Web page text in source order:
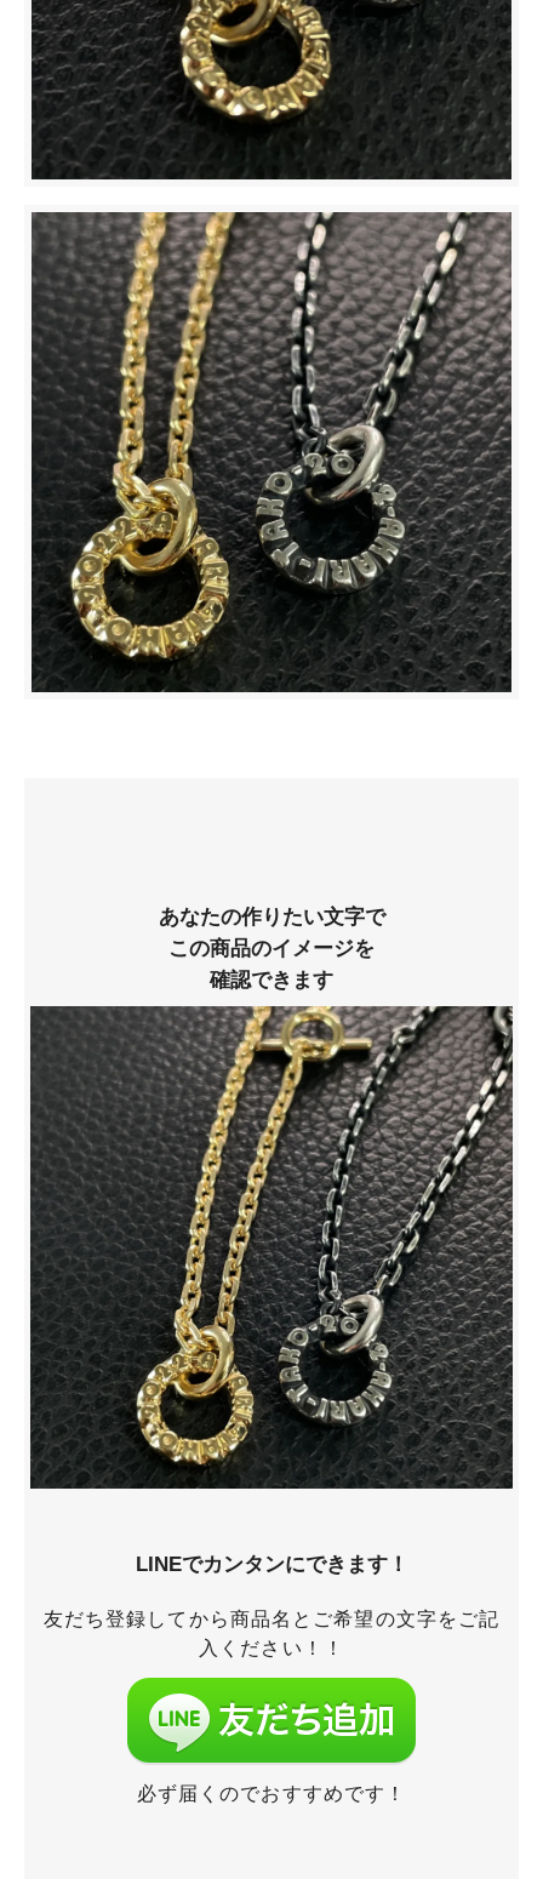
あなたの作りたい文字で
この商品のイメージを
確認できます
LINEでカンタンにできます！
友だち登録してから商品名とご希望の文字をご記
入ください！！
必ず届くのでおすすめです！